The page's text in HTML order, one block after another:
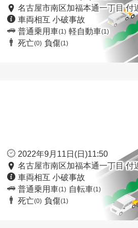
名古屋市南区加福本通一丁目 付
車両相互 小破事故
普通乗用車(1) 軽自動車(1)
死亡(0) 負傷(1)
2022年9月11日(日)11:50
名古屋市南区加福本通一丁目 付
車両相互 小破事故
普通乗用車(1) 自転車(1)
死亡(0) 負傷(1)